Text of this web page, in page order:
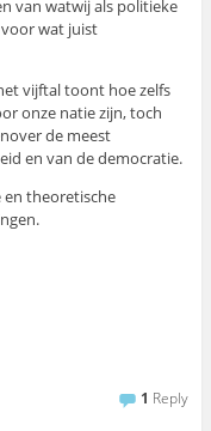
van watwij als politieke
wat juist
vijftal toont hoe zelfs
onze natie zijn, toch
de meest
en van de democratie.
en theoretische
1 Reply